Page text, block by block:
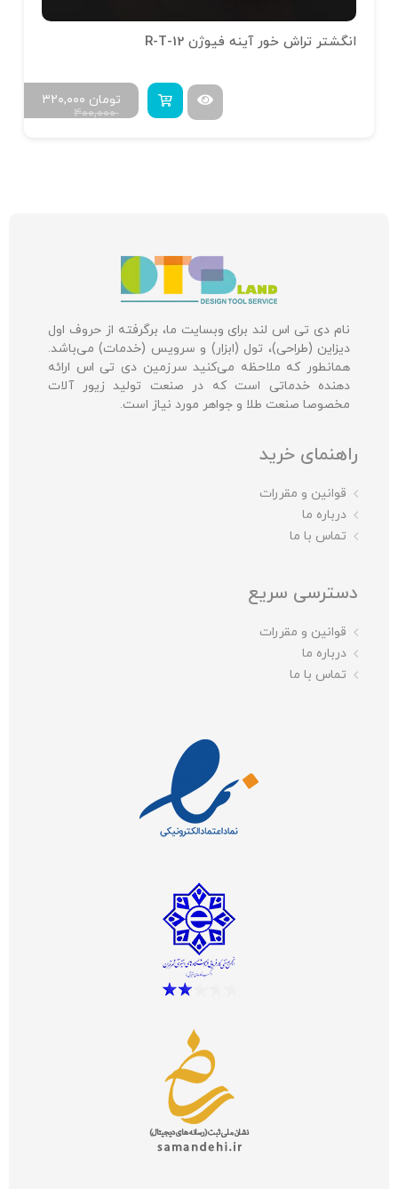
انگشتر تراش خور آینه فیوژن R-T-12
۴۰۰,۰۰۰
۳۲۰,۰۰۰ تومان
نام دی تی اس لند برای وبسایت ما، برگرفته از حروف اول
دیزاین (طراحی)، تول (ابزار) و سرویس (خدمات) می‌باشد.
همانطور که ملاحظه می‌کنید سرزمین دی تی اس ارائه
دهنده خدماتی است که در صنعت تولید زیور آلات
مخصوصا صنعت طلا و جواهر مورد نیاز است.
راهنمای خرید
قوانین و مقررات
درباره ما
تماس با ما
دسترسی سریع
قوانین و مقررات
درباره ما
تماس با ما